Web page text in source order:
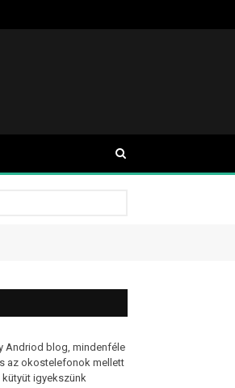
Andriod blog, mindenféle
az okostelefonok mellett
igyekszünk